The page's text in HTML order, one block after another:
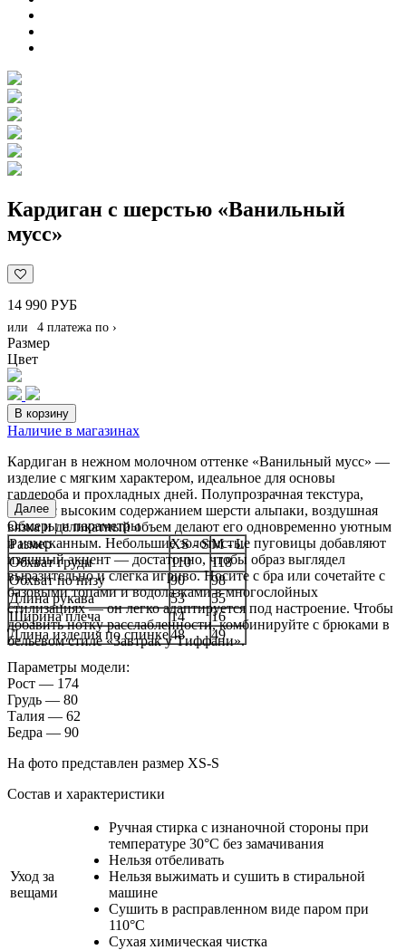
Кардиган с шерстью «Ванильный
мусс»
14 990 РУБ
или 4 платежа по ›
Размер
Цвет
В корзину
Наличие в магазинах
Кардиган в нежном молочном оттенке «Ванильный мусс» —
изделие с мягким характером, идеальное для основы
гардероба и прохладных дней. Полупрозрачная текстура,
состав с высоким содержанием шерсти альпаки, воздушная
вязка и деликатный объем делают его одновременно уютным
и изысканным. Небольшие золотистые пуговицы добавляют
изящный акцент — достаточно, чтобы образ выглядел
выразительно и слегка игриво. Носите с бра или сочетайте с
базовыми топами и водолазками в многослойных
стилизациях — он легко адаптируется под настроение. Чтобы
добавить нотку расслабленности, комбинируйте с брюками в
бельевом стиле «Завтрак у Тиффани».
Далее
Обмеры и параметры
Размер
XS - SM - L
Обхват груди
110
118
Обхват по низу
90
98
Длина рукава
53
55
Ширина плеча
14
16
Длина изделия по спинке48 49
Параметры модели:
Рост — 174
Грудь — 80
Талия — 62
Бедра — 90
На фото представлен размер XS-S
Состав и характеристики
Уход за
вещами
Ручная стирка с изнаночной стороны при
температуре 30°C без замачивания
Нельзя отбеливать
Нельзя выжимать и сушить в стиральной
машине
Сушить в расправленном виде паром при
110°C
Сухая химическая чистка